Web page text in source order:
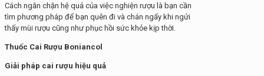
Cách ngăn chặn hệ quả của việc nghiện rượu là bạn cần
tìm phương pháp để bạn quên đi và chán ngấy khi ngửi
thấy mùi rượu cũng như phục hồi sức khỏe kịp thời.
Thuốc Cai Rượu Boniancol
Giải pháp cai rượu hiệu quả